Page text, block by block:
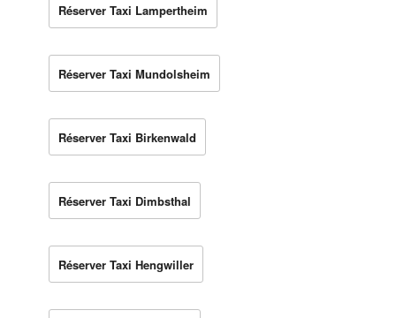
Réserver Taxi Lampertheim
Réserver Taxi Mundolsheim
Réserver Taxi Birkenwald
Réserver Taxi Dimbsthal
Réserver Taxi Hengwiller